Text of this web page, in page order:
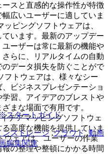
スと直感的な操作性が特徴
広いユーザーに適していま
ッピングソフトウェアは、
います。最新のアップデー
ユーザーは常に最新の機能や
らに、リアルタイムの自動
データ損失を防ぐことがで
フトウェアは、様々なシー
ビジネスプレゼンテーショ
習、アイデアのブレストや
まな場面で有用です。
デアマッピングソフトウェ
高度な機能を提供していま
ウェアは、ユーザーの作業
の整理や整頓にかかる時間
スタートガイド
ンストレージ ,クラウド,動画
編集関連